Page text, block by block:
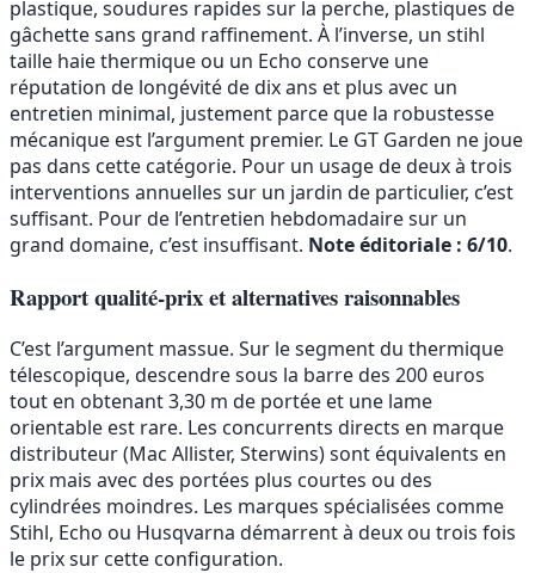
plastique, soudures rapides sur la perche, plastiques de
gâchette sans grand raffinement. À l’inverse, un stihl
taille haie thermique ou un Echo conserve une
réputation de longévité de dix ans et plus avec un
entretien minimal, justement parce que la robustesse
mécanique est l’argument premier. Le GT Garden ne joue
pas dans cette catégorie. Pour un usage de deux à trois
interventions annuelles sur un jardin de particulier, c’est
suffisant. Pour de l’entretien hebdomadaire sur un
grand domaine, c’est insuffisant. Note éditoriale : 6/10.
Rapport qualité-prix et alternatives raisonnables
C’est l’argument massue. Sur le segment du thermique
télescopique, descendre sous la barre des 200 euros
tout en obtenant 3,30 m de portée et une lame
orientable est rare. Les concurrents directs en marque
distributeur (Mac Allister, Sterwins) sont équivalents en
prix mais avec des portées plus courtes ou des
cylindrées moindres. Les marques spécialisées comme
Stihl, Echo ou Husqvarna démarrent à deux ou trois fois
le prix sur cette configuration.